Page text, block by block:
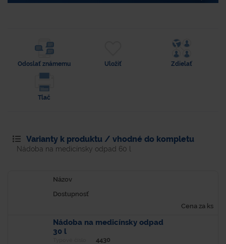
Odoslať známemu Uložiť Zdielať
Tlač
Varianty k produktu / vhodné do kompletu
Nádoba na medicínsky odpad 60 l
Názov
Dostupnosť
Cena za ks
Nádoba na medicínsky odpad
30 l
4430